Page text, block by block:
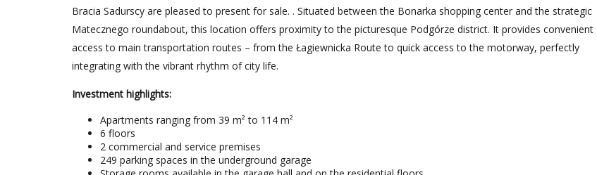
Bracia Sadurscy are pleased to present for sale. . Situated between the Bonarka shopping center and the strategic
Matecznego roundabout, this location offers proximity to the picturesque Podgórze district. It provides convenient
access to main transportation routes – from the Łagiewnicka Route to quick access to the motorway, perfectly
integrating with the vibrant rhythm of city life.
Investment highlights:
Apartments ranging from 39 m² to 114 m²
6 floors
2 commercial and service premises
249 parking spaces in the underground garage